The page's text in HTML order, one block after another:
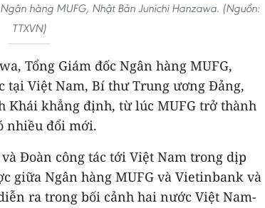
hàng MUFG, Nhật Bản Junichi Hanzawa. (Nguồn:
TTXVN)
Tổng Giám đốc Ngân hàng MUFG,
tại Việt Nam, Bí thư Trung ương Đảng,
Khái khẳng định, từ lúc MUFG trở thành
nhiều đổi mới.
Đoàn công tác tới Việt Nam trong dịp
giữa Ngân hàng MUFG và Vietinbank và
ra trong bối cảnh hai nước Việt Nam-